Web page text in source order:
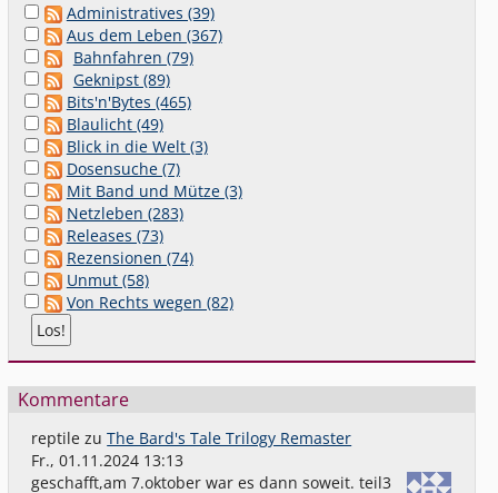
Administratives (39)
Aus dem Leben (367)
Bahnfahren (79)
Geknipst (89)
Bits'n'Bytes (465)
Blaulicht (49)
Blick in die Welt (3)
Dosensuche (7)
Mit Band und Mütze (3)
Netzleben (283)
Releases (73)
Rezensionen (74)
Unmut (58)
Von Rechts wegen (82)
Kommentare
reptile zuThe Bard's Tale Trilogy Remaster
Fr., 01.11.2024 13:13
geschafft,am 7.oktober war es dann soweit. teil3